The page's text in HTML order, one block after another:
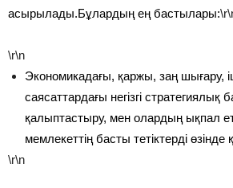
асырылады.Бұлардың ең бастылары:
\r\n
Экономикадағы, қаржы, заң шығару,
саясаттардағы негізгі стратегиялық
қалыптастыру, мен олардың ықпал
мемлекеттің басты тетіктерді
\r\n